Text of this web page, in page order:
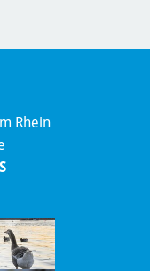
Rhein